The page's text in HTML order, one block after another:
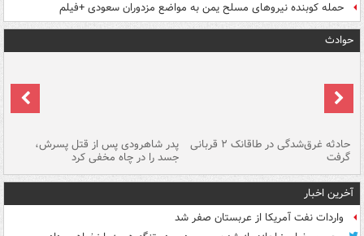
حمله کوبنده نیروهای مسلح یمن به مواضع مزدوران سعودی +فیلم
حوادث
حادثه غرق‌شدگی در طاقانک ۲ قربانی
گرفت
پدر شاهرودی پس از قتل پسرش،
جسد را در چاه مخفی کرد
آخرین اخبار
واردات نفت آمریکا از عربستان صفر شد